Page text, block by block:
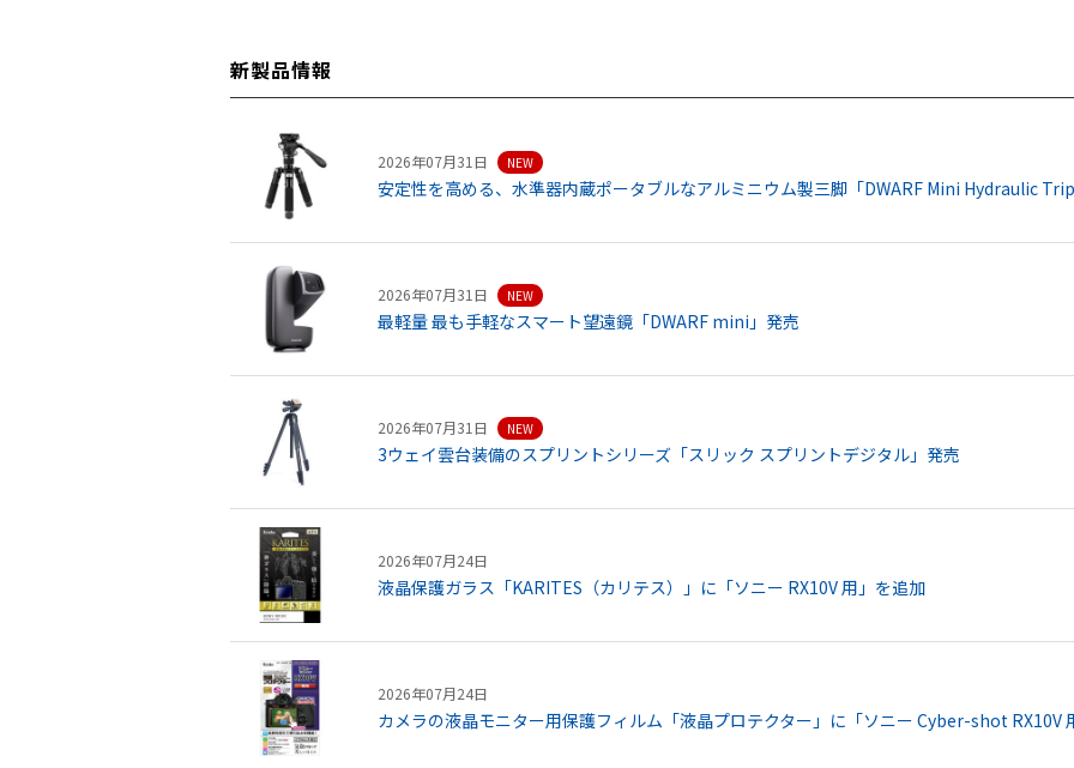
新製品情報
2026年07月31日 NEW
安定性を高める、水準器内蔵ポータブルなアルミニウム製三脚「DWARF Mini Hydraulic
2026年07月31日 NEW
最軽量 最も手軽なスマート望遠鏡「DWARF mini」発売
2026年07月31日 NEW
3ウェイ雲台装備のスプリントシリーズ「スリック スプリントデジタル」発売
2026年07月24日
液晶保護ガラス「KARITES（カリテス）」に「ソニー RX10V 用」を追加
2026年07月24日
カメラの液晶モニター用保護フィルム「液晶プロテクター」に「ソニー Cyber-shot RX10V